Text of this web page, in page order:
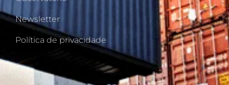
Newsletter
Política de privacidade